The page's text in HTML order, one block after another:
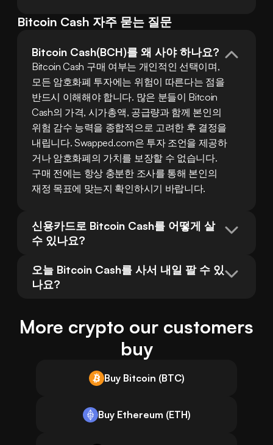
Bitcoin Cash 자주 묻는 질문
Bitcoin Cash(BCH)를 왜 사야 하나요?
Bitcoin Cash 구매 여부는 개인적인 선택이며,
모든 암호화폐 투자에는 위험이 따른다는 점을
반드시 이해해야 합니다. 많은 분들이 Bitcoin
Cash의 가격, 시가총액, 공급량과 함께 본인의
위험 감수 능력을 종합적으로 고려한 후 결정을
내립니다. Swapped.com은 투자 조언을 제공하
거나 암호화폐의 가치를 보장할 수 없습니다.
구매 전에는 항상 충분한 조사를 통해 본인의
재정 목표에 맞는지 확인하시기 바랍니다.
신용카드로 Bitcoin Cash를 어떻게 살
수 있나요?
오늘 Bitcoin Cash를 사서 내일 팔 수 있
나요?
More crypto our customers
buy
Buy Bitcoin (BTC)
Buy Ethereum (ETH)